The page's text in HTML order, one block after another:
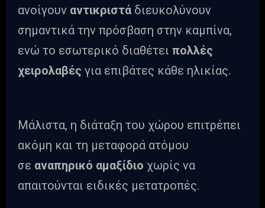
ανοίγουν αντικριστά διευκολύνουν
σημαντικά την πρόσβαση στην καμπίνα,
ενώ το εσωτερικό διαθέτει πολλές
χειρολαβές για επιβάτες κάθε ηλικίας.
Μάλιστα, η διάταξη του χώρου επιτρέπει
ακόμη και τη μεταφορά ατόμου
σε αναπηρικό αμαξίδιο χωρίς να
απαιτούνται ειδικές μετατροπές.